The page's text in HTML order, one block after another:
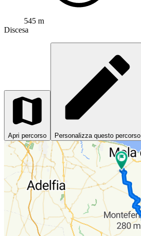
545 m
Discesa
Apri percorso Personalizza questo percorso